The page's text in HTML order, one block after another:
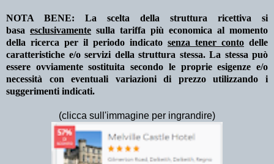
NOTA BENE: La scelta della struttura ricettiva si
basa esclusivamente sulla tariffa più economica al momento
della ricerca per il periodo indicato senza tener conto delle
caratteristiche e/o servizi della struttura stessa. La stessa può
essere ovviamente sostituita secondo le proprie esigenze e/o
necessità con eventuali variazioni di prezzo utilizzando i
suggerimenti indicati.
(clicca sull'immagine per ingrandire)